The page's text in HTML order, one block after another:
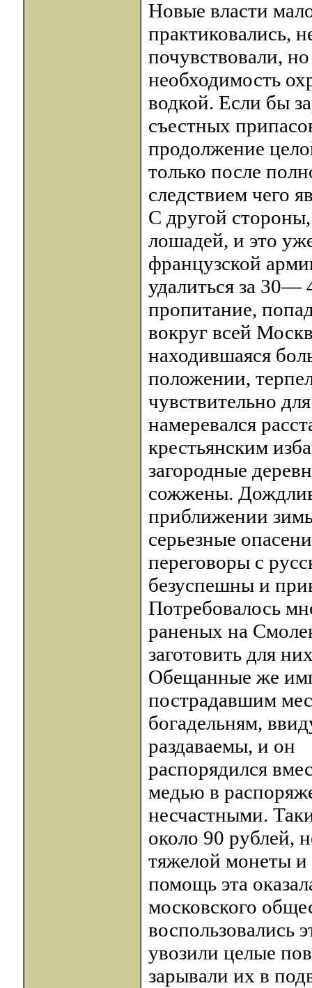
Новые власти
практиковались,
почувствовали,
необходимость
водкой. Если бы
съестных
продолжение
только после
следствием чего
С другой
лошадей, и это
французской
удалиться за 30—
пропитание,
вокруг всей
находившаяся
положении,
чувствительно
намеревался
крестьянским
загородные
сожжены.
приближении
серьезные
переговоры с
безуспешны и
Потребовалось
раненых на
заготовить для
Обещанные же
пострадавшим
богадельням,
раздаваемы, и он
распорядился
медью в
несчастными.
около 90 рублей,
тяжелой монеты и
помощь эта
московского
воспользовались
увозили целые
зарывали их в